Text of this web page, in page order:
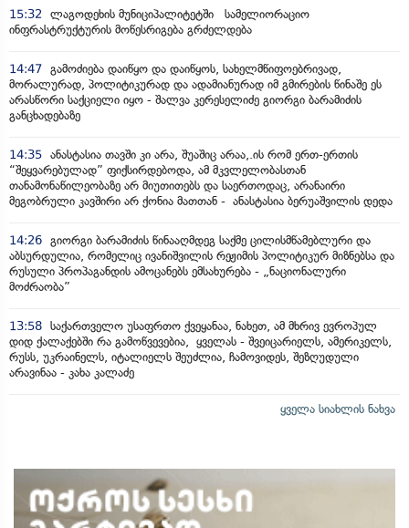
15:32 ლაგოდეხის მუნიციპალიტეტში სამელიორაციო
ინფრასტრუქტურის მოწესრიგება გრძელდება
14:47 გამოძიება დაიწყო და დაიწყოს, სახელმწიფოებრივად,
მორალურად, პოლიტიკურად და ადამიანურად იმ გმირების წინაშე ეს
არასწორი საქციელი იყო - შალვა კერესელიძე გიორგი ბარამიძის
განცხადებაზე
14:35 ანასტასია თავში კი არა, შუაშიც არაა,.ის რომ ერთ-ერთის
“შეყვარებულად” ფიქსირდებოდა, ამ მკვლელობასთან
თანამონაწილეობაზე არ მიუთითებს და საერთოდაც, არანაირი
მეგობრული კავშირი არ ქონია მათთან - ანასტასია ბერუაშვილის დედა
14:26 გიორგი ბარამიძის წინააღმდეგ საქმე ცილისმწამებლური და
აბსურდულია, რომელიც ივანიშვილის რეჟიმის პოლიტიკურ მიზნებსა და
რუსული პროპაგანდის ამოცანებს ემსახურება - „ნაციონალური
მოძრაობა”
13:58 საქართველო უსაფრთო ქვეყანაა, ნახეთ, ამ მხრივ ევროპულ
დიდ ქალაქებში რა გამოწვევებია, ყველას - შვეიცარიელს, ამერიკელს,
რუსს, უკრაინელს, იტალიელს შეუძლია, ჩამოვიდეს, შეზღუდული
არავინაა - კახა კალაძე
ყველა სიახლის ნახვა